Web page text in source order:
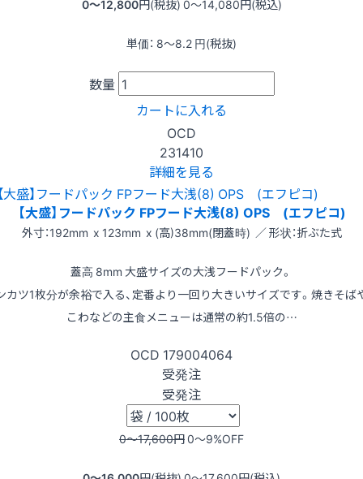
0〜12,800円(税抜) 0〜14,080円(税込)
単価： 8〜8.2 円(税抜)
数量
カートに入れる
OCD
231410
詳細を見る
【大盛】フードパック FPフード大浅(8) OPS (エフピコ)
外寸：192mm x 123mm x (高)38mm(閉蓋時) ／ 形状：折ぶた式
蓋高 8mm 大盛サイズの大浅フードパック。
カツ1枚分が余裕で入る、定番より一回り大きいサイズです。焼きそば
こわなどの主食メニューは通常の約1.5倍の…
OCD 179004064
受発注
受発注
0〜17,600円0〜9%OFF